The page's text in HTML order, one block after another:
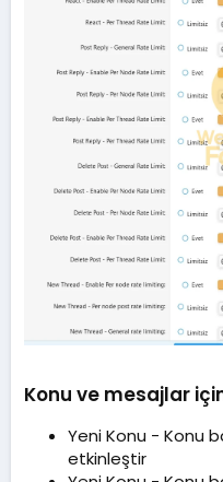
Konu ve mesajlar
Yeni Konu - Konu
etkinleştir